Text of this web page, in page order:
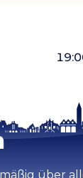
Karte
über